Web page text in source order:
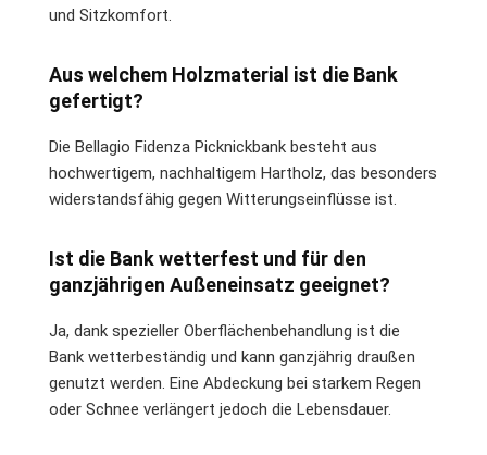
und Sitzkomfort.
Aus welchem Holzmaterial ist die Bank
gefertigt?
Die Bellagio Fidenza Picknickbank besteht aus
hochwertigem, nachhaltigem Hartholz, das besonders
widerstandsfähig gegen Witterungseinflüsse ist.
Ist die Bank wetterfest und für den
ganzjährigen Außeneinsatz geeignet?
Ja, dank spezieller Oberflächenbehandlung ist die
Bank wetterbeständig und kann ganzjährig draußen
genutzt werden. Eine Abdeckung bei starkem Regen
oder Schnee verlängert jedoch die Lebensdauer.